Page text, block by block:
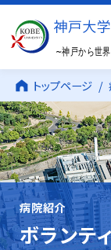
トップページ
病院紹介
ボランテ